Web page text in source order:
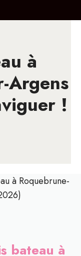
à
Argens
!
à Roquebrune-
bateau à